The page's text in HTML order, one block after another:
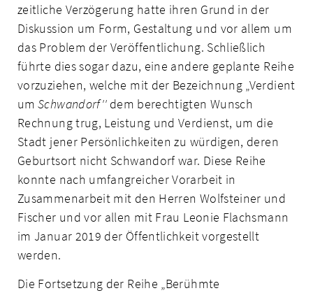
zeitliche Verzögerung hatte ihren Grund in der
Diskussion um Form, Gestaltung und vor allem um
das Problem der Veröffentlichung. Schließlich
führte dies sogar dazu, eine andere geplante Reihe
vorzuziehen, welche mit der Bezeichnung „Verdient
um Schwandorf'' dem berechtigten Wunsch
Rechnung trug, Leistung und Verdienst, um die
Stadt jener Persönlichkeiten zu würdigen, deren
Geburtsort nicht Schwandorf war. Diese Reihe
konnte nach umfangreicher Vorarbeit in
Zusammenarbeit mit den Herren Wolfsteiner und
Fischer und vor allen mit Frau Leonie Flachsmann
im Januar 2019 der Öffentlichkeit vorgestellt
werden.
Die Fortsetzung der Reihe „Berühmte